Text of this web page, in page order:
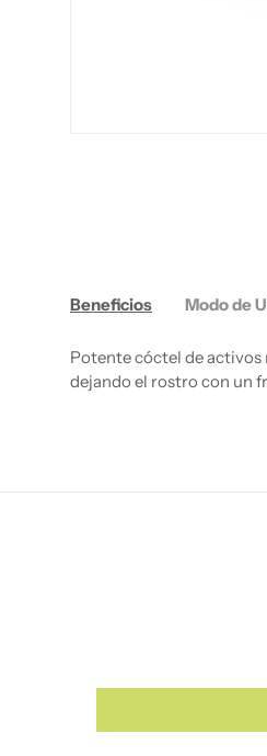
Beneficios Modo de
Potente cóctel de
dejando el rostro con un